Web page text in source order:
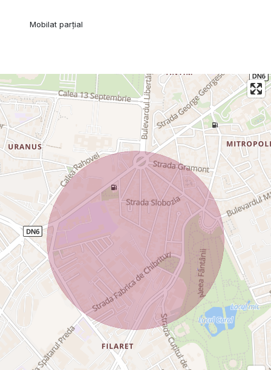
Mobilat parțial